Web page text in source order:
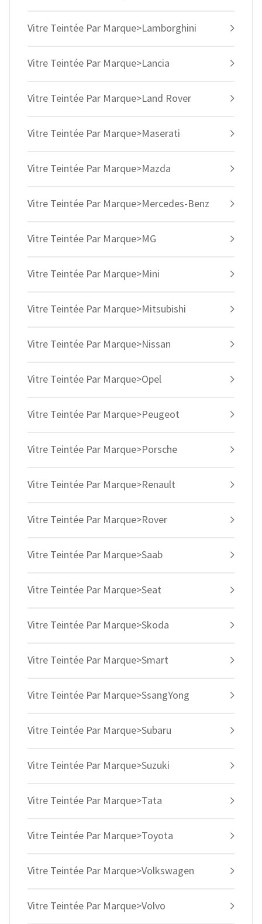
Vitre Teintée Par Marque>Lamborghini
Vitre Teintée Par Marque>Lancia
Vitre Teintée Par Marque>Land Rover
Vitre Teintée Par Marque>Maserati
Vitre Teintée Par Marque>Mazda
Vitre Teintée Par Marque>Mercedes-Benz
Vitre Teintée Par Marque>MG
Vitre Teintée Par Marque>Mini
Vitre Teintée Par Marque>Mitsubishi
Vitre Teintée Par Marque>Nissan
Vitre Teintée Par Marque>Opel
Vitre Teintée Par Marque>Peugeot
Vitre Teintée Par Marque>Porsche
Vitre Teintée Par Marque>Renault
Vitre Teintée Par Marque>Rover
Vitre Teintée Par Marque>Saab
Vitre Teintée Par Marque>Seat
Vitre Teintée Par Marque>Skoda
Vitre Teintée Par Marque>Smart
Vitre Teintée Par Marque>SsangYong
Vitre Teintée Par Marque>Subaru
Vitre Teintée Par Marque>Suzuki
Vitre Teintée Par Marque>Tata
Vitre Teintée Par Marque>Toyota
Vitre Teintée Par Marque>Volkswagen
Vitre Teintée Par Marque>Volvo